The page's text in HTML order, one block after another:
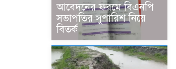
আবেদনের ফরমে বিএনপি
সভাপতির সুপারিশ নিয়ে
বিতর্ক